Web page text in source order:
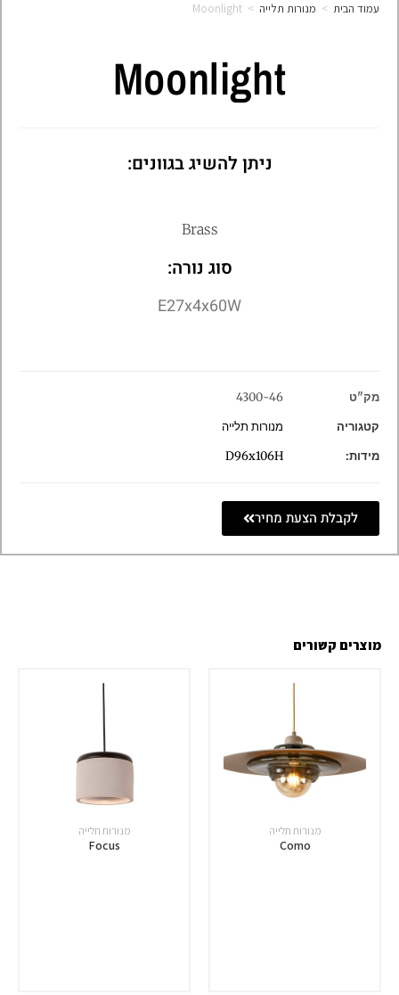
עמוד הבית > מנורות תלייה >
Moonlight
Moonlight
ניתן להשיג בגוונים:
Brass
סוג נורה:
E27x4x60W
מק"ט
4300-46
קטגוריה
מנורות תלייה
מידות:
D96x106H
לקבלת הצעת מחיר
מוצרים קשורים
מנורות תלייה
Como
מנורות תלייה
Focus